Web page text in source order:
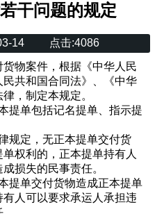
干问题的规定
14 点击:4086
物案件，根据《中华人民
共和国合同法》、《中华
，制定本规定。
单包括记名提单、指示提
定，无正本提单交付货
权利的，正本提单持有人
损失的民事责任。
单交付货物造成正本提单
人可以要求承运人承担违